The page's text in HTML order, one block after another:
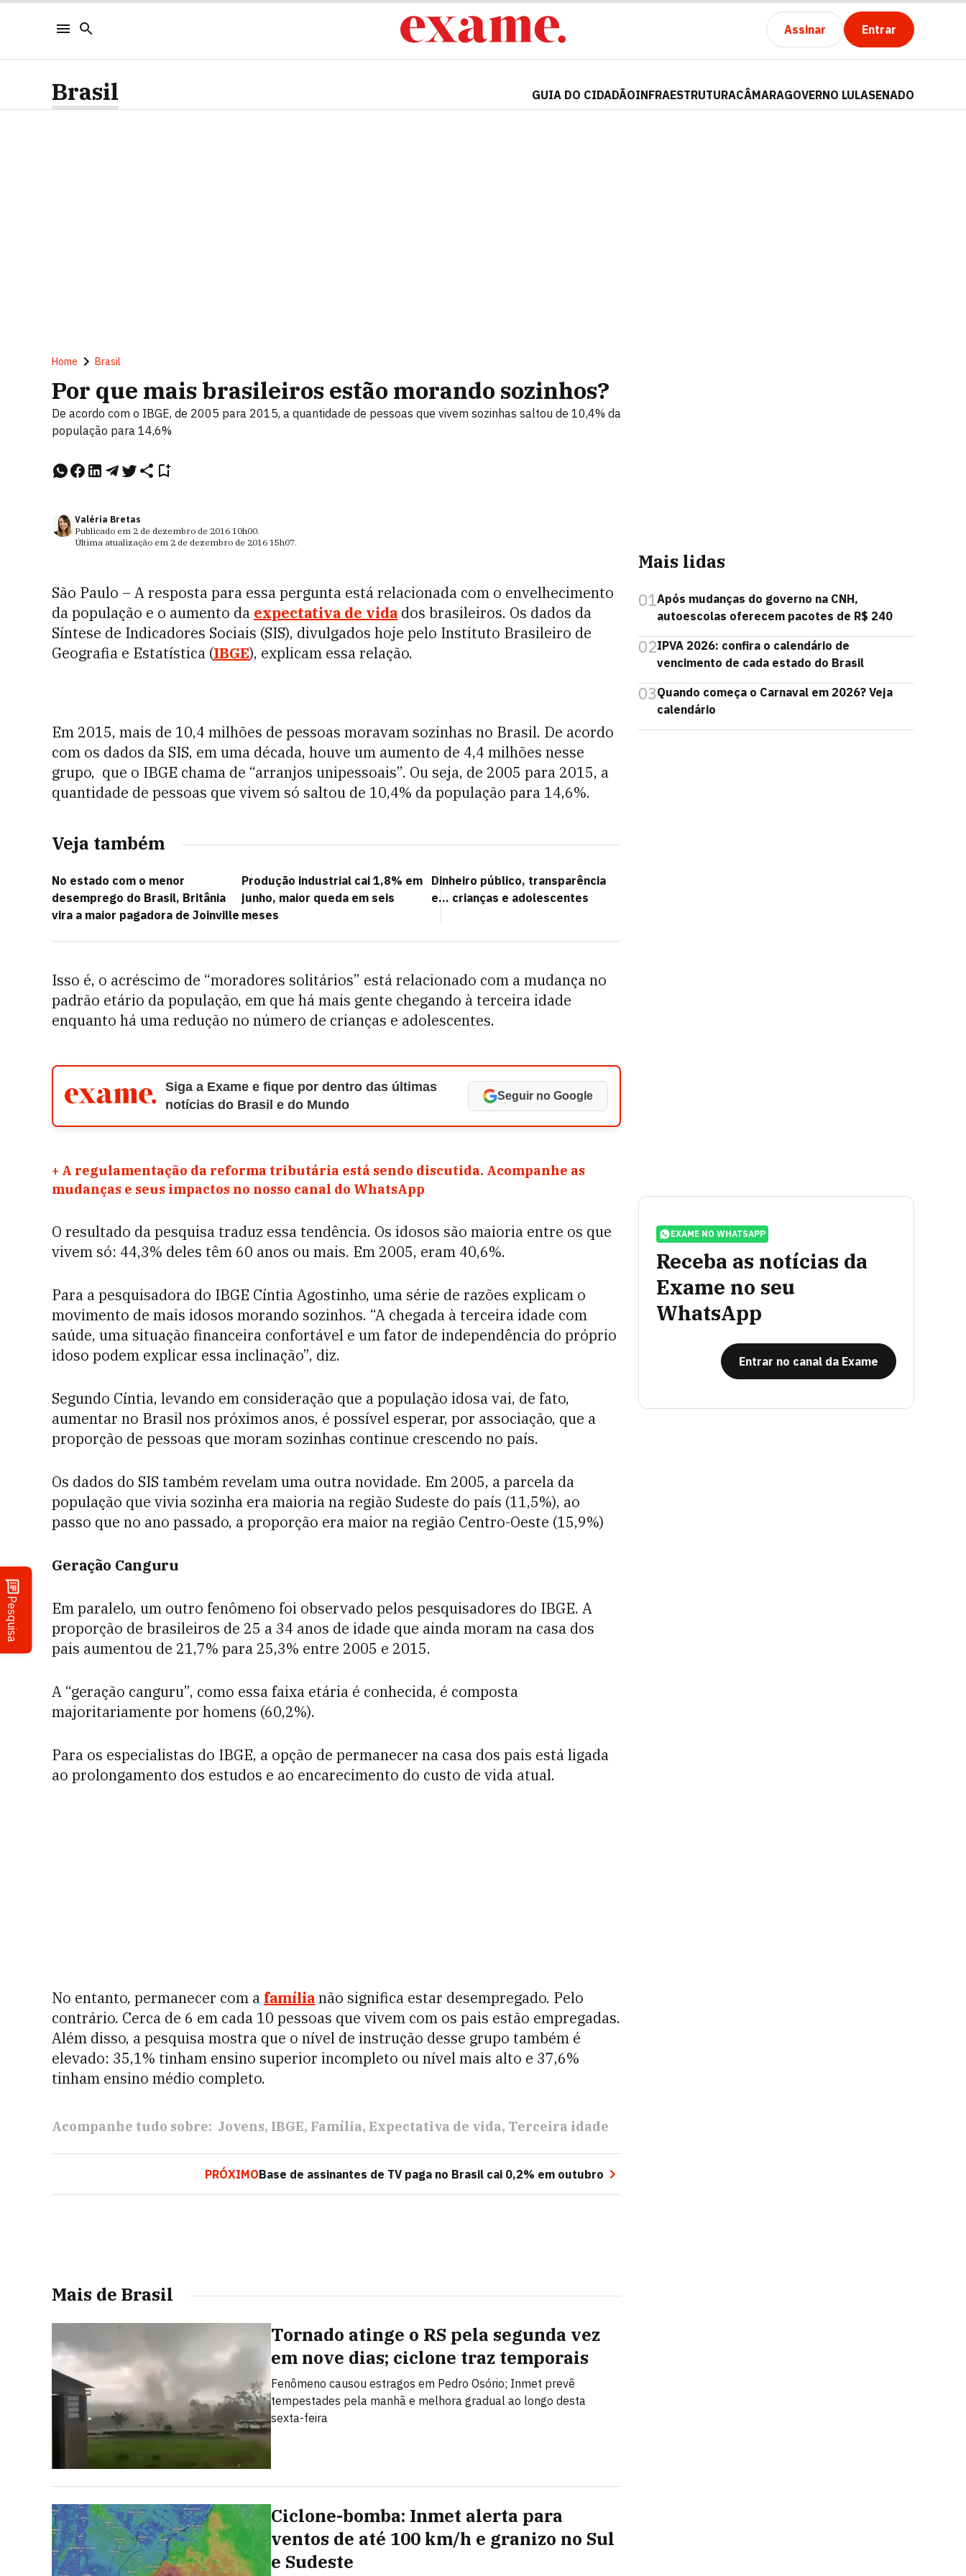
Assinar Entrar
Pesquisa
Brasil GUIA DO CIDADÃOINFRAESTRUTURACÂMARAGOVERNO LULASENADO
Home Brasil
Por que mais brasileiros estão morando sozinhos?
De acordo com o IBGE, de 2005 para 2015, a quantidade de pessoas que vivem sozinhas saltou de 10,4% da
população para 14,6%
Valéria Bretas
Publicado em 2 de dezembro de 2016 10h00.
Última atualização em 2 de dezembro de 2016 15h07.
São Paulo – A resposta para essa pergunta está relacionada com o envelhecimento
da população e o aumento da expectativa de vida dos brasileiros. Os dados da
Síntese de Indicadores Sociais (SIS), divulgados hoje pelo Instituto Brasileiro de
Geografia e Estatística (IBGE), explicam essa relação.
Em 2015, mais de 10,4 milhões de pessoas moravam sozinhas no Brasil. De acordo
com os dados da SIS, em uma década, houve um aumento de 4,4 milhões nesse
grupo, que o IBGE chama de “arranjos unipessoais”. Ou seja, de 2005 para 2015, a
quantidade de pessoas que vivem só saltou de 10,4% da população para 14,6%.
Veja também
No estado com o menor
desemprego do Brasil, Britânia
vira a maior pagadora de Joinville
Produção industrial cai 1,8% em
junho, maior queda em seis
meses
Dinheiro público, transparência
e... crianças e adolescentes
Isso é, o acréscimo de “moradores solitários” está relacionado com a mudança no
padrão etário da população, em que há mais gente chegando à terceira idade
enquanto há uma redução no número de crianças e adolescentes.
Siga a Exame e fique por dentro das últimas
notícias do Brasil e do Mundo
Seguir no Google
+ A regulamentação da reforma tributária está sendo discutida. Acompanhe as
mudanças e seus impactos no nosso canal do WhatsApp
O resultado da pesquisa traduz essa tendência. Os idosos são maioria entre os que
vivem só: 44,3% deles têm 60 anos ou mais. Em 2005, eram 40,6%.
Para a pesquisadora do IBGE Cíntia Agostinho, uma série de razões explicam o
movimento de mais idosos morando sozinhos. “A chegada à terceira idade com
saúde, uma situação financeira confortável e um fator de independência do próprio
idoso podem explicar essa inclinação”, diz.
Segundo Cíntia, levando em consideração que a população idosa vai, de fato,
aumentar no Brasil nos próximos anos, é possível esperar, por associação, que a
proporção de pessoas que moram sozinhas continue crescendo no país.
Os dados do SIS também revelam uma outra novidade. Em 2005, a parcela da
população que vivia sozinha era maioria na região Sudeste do país (11,5%), ao
passo que no ano passado, a proporção era maior na região Centro-Oeste (15,9%)
Geração Canguru
Em paralelo, um outro fenômeno foi observado pelos pesquisadores do IBGE. A
proporção de brasileiros de 25 a 34 anos de idade que ainda moram na casa dos
pais aumentou de 21,7% para 25,3% entre 2005 e 2015.
A “geração canguru”, como essa faixa etária é conhecida, é composta
majoritariamente por homens (60,2%).
Para os especialistas do IBGE, a opção de permanecer na casa dos pais está ligada
ao prolongamento dos estudos e ao encarecimento do custo de vida atual.
No entanto, permanecer com a famílianão significa estar desempregado. Pelo
contrário. Cerca de 6 em cada 10 pessoas que vivem com os pais estão empregadas.
Além disso, a pesquisa mostra que o nível de instrução desse grupo também é
elevado: 35,1% tinham ensino superior incompleto ou nível mais alto e 37,6%
tinham ensino médio completo.
Acompanhe tudo sobre: Jovens IBGE Família Expectativa de vida Terceira idade
PRÓXIMOBase de assinantes de TV paga no Brasil cai 0,2% em outubro
Mais de Brasil
Tornado atinge o RS pela segunda vez
em nove dias; ciclone traz temporais
Fenômeno causou estragos em Pedro Osório; Inmet prevê
tempestades pela manhã e melhora gradual ao longo desta
sexta-feira
Ciclone-bomba: Inmet alerta para
ventos de até 100 km/h e granizo no Sul
e Sudeste
Mais lidas
01Após mudanças do governo na CNH,
autoescolas oferecem pacotes de R$ 240
02IPVA 2026: confira o calendário de
vencimento de cada estado do Brasil
03Quando começa o Carnaval em 2026? Veja
calendário
EXAME NO WHATSAPP
Receba as notícias da
Exame no seu
WhatsApp
Entrar no canal da Exame